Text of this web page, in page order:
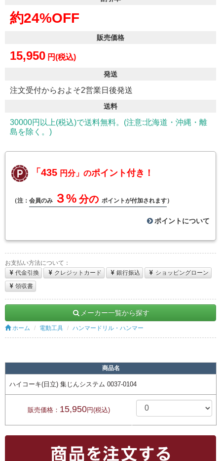
約24%OFF
販売価格
15,950 円(税込)
発送
注文受付からおよそ2営業日後発送
送料
30000円以上(税込)で送料無料。(注意:北海道・沖縄・離
島を除く。)
「435 円分」のポイント付き！
（注： 会員のみ ３% 分の ポイントが付加されます）
ポイントについて
お支払い方法について：
代金引換
クレジットカード 銀行振込
ショッピングローン
領収書
メーカー一覧から探す
ホーム 電動工具 ハンマードリル・ハンマー
商品名
ハイコーキ(日立) 集じんシステム 0037-0104
販売価格： 15,950円(税込)